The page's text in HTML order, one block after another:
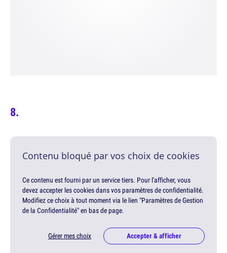
Contenu bloqué par vos choix de cookies
Ce contenu est fourni par un service tiers. Pour l'afficher, vous
devez accepter les cookies dans vos paramètres de confidentialité.
Modifiez ce choix à tout moment via le lien "Paramètres de Gestion
de la Confidentialité" en bas de page.
Gérer mes choix Accepter & afficher